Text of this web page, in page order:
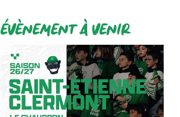
ÉVÈNEMENT À VENIR